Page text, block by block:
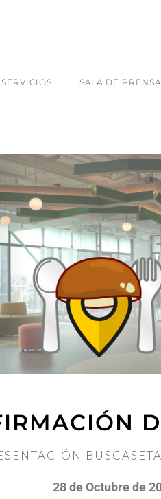
SALA DE PRENSA
28 de Octubre de